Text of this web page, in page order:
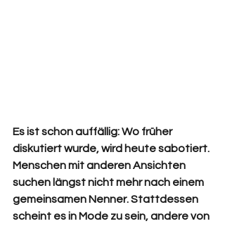
Es ist schon auffällig: Wo früher
diskutiert wurde, wird heute sabotiert.
Menschen mit anderen Ansichten
suchen längst nicht mehr nach einem
gemeinsamen Nenner. Stattdessen
scheint es in Mode zu sein, andere von